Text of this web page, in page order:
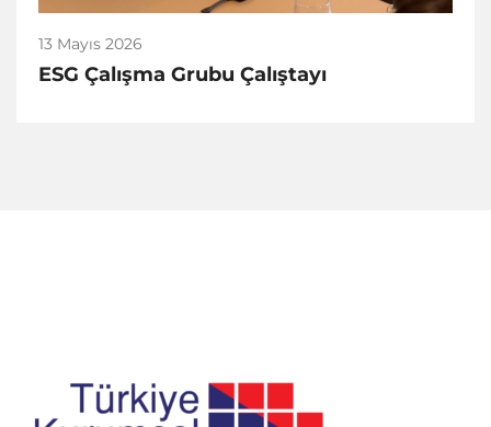
13 Mayıs 2026
ESG Çalışma Grubu Çalıştayı